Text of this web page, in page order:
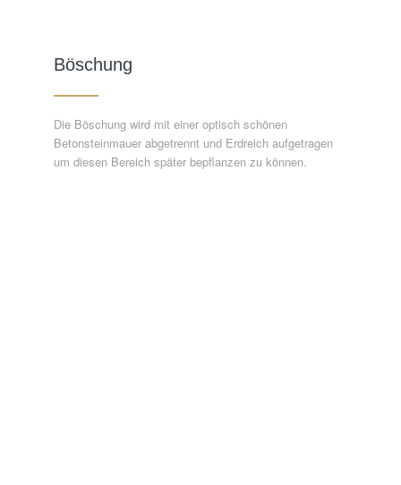
Böschung
Die Böschung wird mit einer optisch schönen
Betonsteinmauer abgetrennt und Erdreich aufgetragen
um diesen Bereich später bepflanzen zu können.